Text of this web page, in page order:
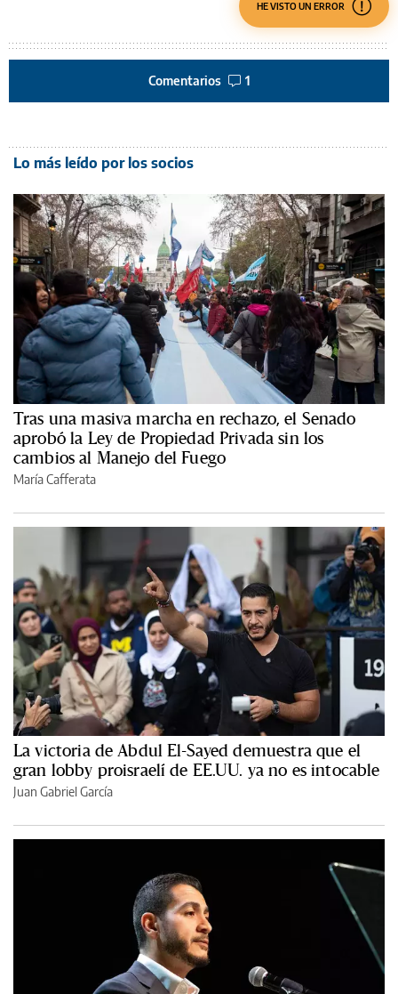
HE VISTO UN ERROR
Comentarios 1
Lo más leído por los socios
Tras una masiva marcha en rechazo, el Senado
aprobó la Ley de Propiedad Privada sin los
cambios al Manejo del Fuego
María Cafferata
La victoria de Abdul El-Sayed demuestra que el
gran lobby proisraelí de EE.UU. ya no es intocable
Juan Gabriel García